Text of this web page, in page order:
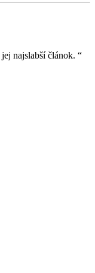
najslabší­ článok.